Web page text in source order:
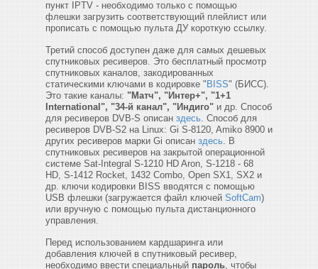
пункт IPTV - необходимо только с помощью
флешки загрузить соответствующий плейлист или
прописать с помощью пульта ДУ короткую ссылку.
Третий способ доступен даже для самых дешевых
спутниковых ресиверов. Это бесплатный просмотр
спутниковых каналов, закодированных
статическими ключами в кодировке " BISS" (БИСС).
Это такие каналы: "Матч", "Интер+", "1+1
International", "34-й канал", "Индиго" и др. Способ
для ресиверов DVB-S описан здесь. Способ для
ресиверов DVB-S2 на Linux: Gi S-8120, Amiko 8900 и
других ресиверов марки Gi описан здесь. В
спутниковых ресиверов на закрытой операционной
системе Sat-Integral S-1210 HD Aron, S-1218 - 68
HD, S-1412 Rocket, 1432 Combo, Open SX1, SX2 и
др. ключи кодировки BISS вводятся с помощью
USB флешки (загружается файл ключей SoftCam)
или вручную с помощью пульта дистанционного
управления.
Перед использованием кардшаринга или
добавления ключей в спутниковый ресивер,
необходимо ввести специальный пароль, чтобы